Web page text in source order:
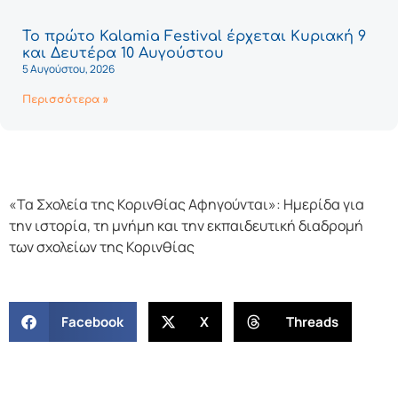
Το πρώτο Kalamia Festival έρχεται Κυριακή 9
και Δευτέρα 10 Αυγούστου
5 Αυγούστου, 2026
Περισσότερα »
«Τα Σχολεία της Κορινθίας Αφηγούνται»: Ημερίδα για
την ιστορία, τη μνήμη και την εκπαιδευτική διαδρομή
των σχολείων της Κορινθίας
Facebook X Threads